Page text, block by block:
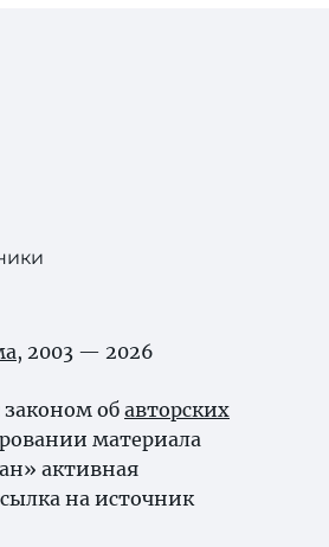
, 2003 — 2026
законом об авторских
материала
активная
на источник